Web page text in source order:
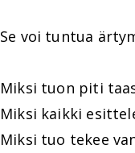
Se voi tuntua
Miksi tuon piti
Miksi kaikki
Miksi tuo tekee